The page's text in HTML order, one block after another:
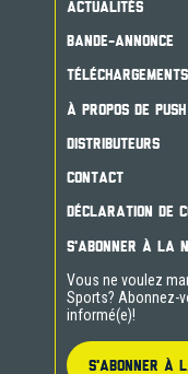
ACTUALITÉS
BANDE-ANNONCE
TÉLÉCHARGEMENTS
À PROPOS DE
DISTRIBUTEURS
CONTACT
DÉCLARATION DE
S'ABONNER À LA
Vous ne voulez
Sports? Abonnez-
informé(e)!
S'ABONNER À